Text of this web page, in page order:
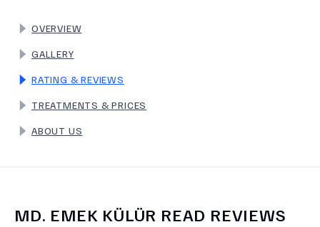
TERMS
OVERVIEW
GALLERY
RATING & REVIEWS
TREATMENTS & PRICES
ABOUT US
MD. EMEK KÜLÜR READ REVIEWS